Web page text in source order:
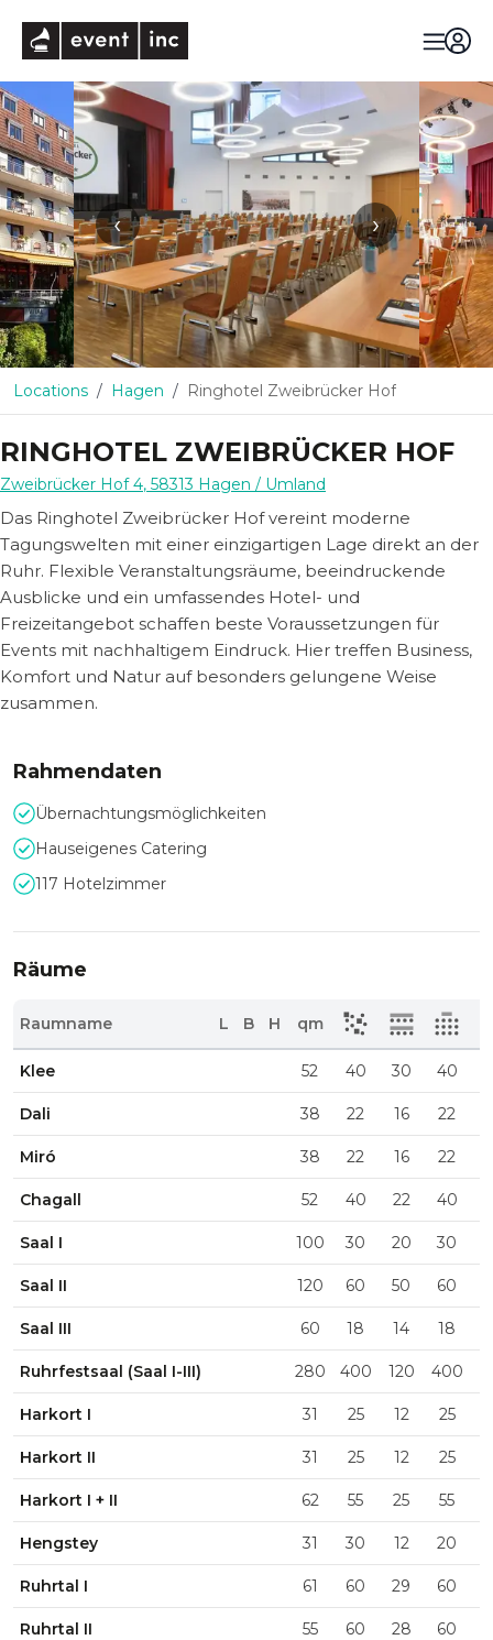
‹ ›
Locations Hagen Ringhotel Zweibrücker Hof
RINGHOTEL ZWEIBRÜCKER HOF
Zweibrücker Hof 4, 58313 Hagen / Umland
Das Ringhotel Zweibrücker Hof vereint moderne
Tagungswelten mit einer einzigartigen Lage direkt an der
Ruhr. Flexible Veranstaltungsräume, beeindruckende
Ausblicke und ein umfassendes Hotel- und
Freizeitangebot schaffen beste Voraussetzungen für
Events mit nachhaltigem Eindruck. Hier treffen Business,
Komfort und Natur auf besonders gelungene Weise
zusammen.
Rahmendaten
Übernachtungsmöglichkeiten
Hauseigenes Catering
117 Hotelzimmer
Räume
Raumname L B H qm
Klee 52 40 30 40
Dali 38 22 16 22
Miró 38 22 16 22
Chagall 52 40 22 40
Saal I 100 30 20 30
Saal II 120 60 50 60
Saal III 60 18 14 18
Ruhrfestsaal (Saal I-III) 280 400 120 400
Harkort I 31 25 12 25
Harkort II 31 25 12 25
Harkort I + II 62 55 25 55
Hengstey 31 30 12 20
Ruhrtal I 61 60 29 60
Ruhrtal II 55 60 28 60